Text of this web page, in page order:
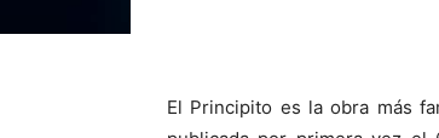
El Principito es la obra más